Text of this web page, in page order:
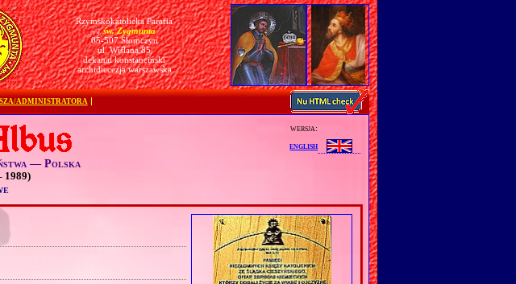
Rzymskokatolicka Parafia
pw.św. Zygmunta
05-507 Słomczyn
ul. Wiślana 85
dekanat konstanciński
archidiecezja warszawska
ADMINISTRATORA
— Polska
1989)
wersja:
english